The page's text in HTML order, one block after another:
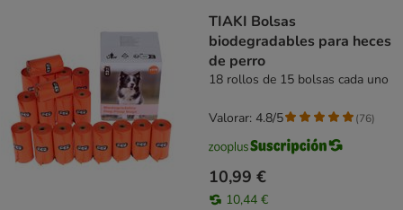
TIAKI Bolsas
biodegradables para heces
de perro
18 rollos de 15 bolsas cada uno
10,99 €
10,44 €
Valorar: 4.8/5 (76)